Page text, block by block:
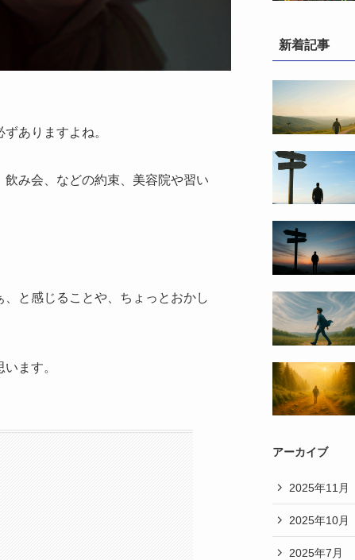
ありますよね。
み会、などの約束、美容院や習い
と感じることや、ちょっとおかし
ます。
新着記事
アーカイブ
2025年11月
2025年10月
2025年7月